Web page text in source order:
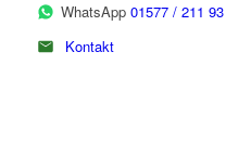
WhatsApp 01577 / 211
Kontakt